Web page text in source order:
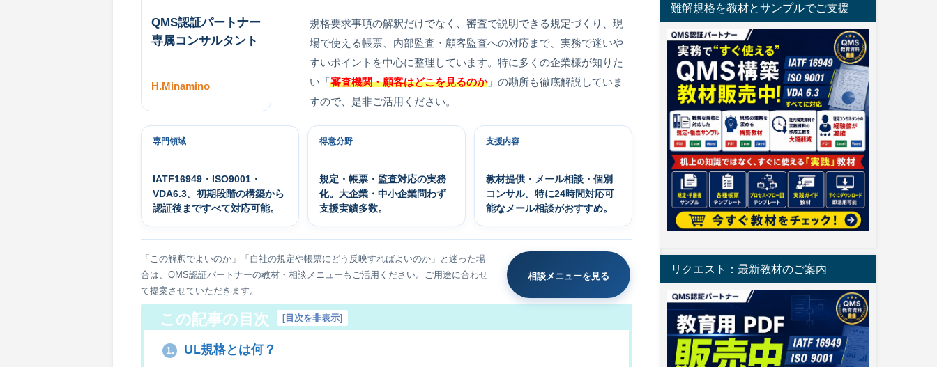
QMS認証パートナー
専属コンサルタント
H.Minamino
規格要求事項の解釈だけでなく、審査で説明できる規定づくり、現
場で使える帳票、内部監査・顧客監査への対応まで、実務で迷いや
すいポイントを中心に整理しています。特に多くの企業様が知りた
い「審査機関・顧客はどこを見るのか」の勘所も徹底解説していま
すので、是非ご活用ください。
専門領域
IATF16949・ISO9001・
VDA6.3。初期段階の構築から
認証後まですべて対応可能。
得意分野
規定・帳票・監査対応の実務
化。大企業・中小企業問わず
支援実績多数。
支援内容
教材提供・メール相談・個別
コンサル。特に24時間対応可
能なメール相談がおすすめ。
「この解釈でよいのか」「自社の規定や帳票にどう反映すればよいのか」と迷った場
合は、QMS認証パートナーの教材・相談メニューもご活用ください。ご用途に合わせ
て提案させていただきます。
相談メニューを見る
この記事の目次 [ 目次を非表示]
1. UL規格とは何？
難解規格を教材とサンプルでご支援
リクエスト：最新教材のご案内